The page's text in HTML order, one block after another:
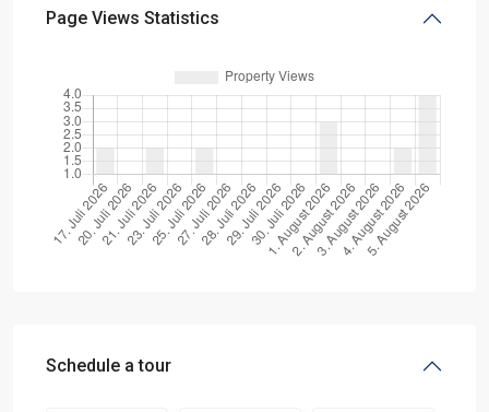
Page Views Statistics
Schedule a tour